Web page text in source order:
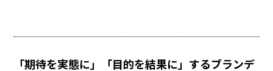
「期待を実態に」「目的を結果に」するブランデ